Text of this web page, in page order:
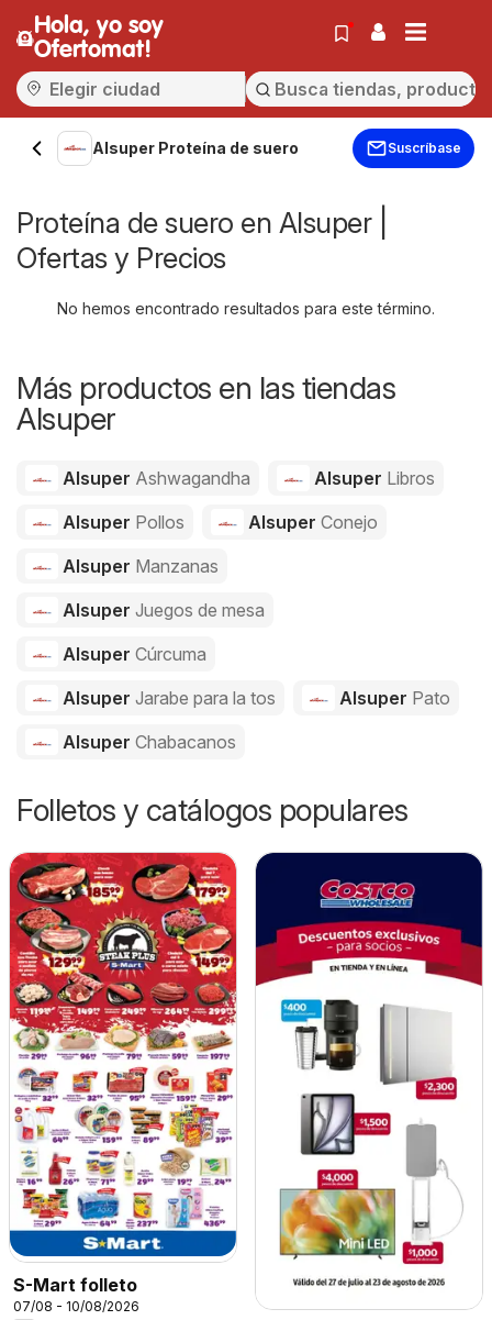
Hola, yo soy
Ofertomat!
Alsuper Proteína de suero Suscríbase
Proteína de suero en Alsuper |
Ofertas y Precios
No hemos encontrado resultados para este término.
Más productos en las tiendas
Alsuper
Alsuper Ashwagandha Alsuper Libros
Alsuper Pollos Alsuper Conejo
Alsuper Manzanas
Alsuper Juegos de mesa
Alsuper Cúrcuma
Alsuper Jarabe para la tos Alsuper Pato
Alsuper Chabacanos
Folletos y catálogos populares
S-Mart folleto
07/08 - 10/08/2026